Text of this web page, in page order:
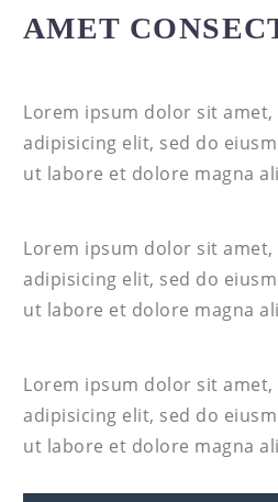
AMET
Lorem ipsum dolor sit
adipisicing elit, sed do
ut labore et dolore magna
Lorem ipsum dolor sit
adipisicing elit, sed do
ut labore et dolore magna
Lorem ipsum dolor sit
adipisicing elit, sed do
ut labore et dolore magna